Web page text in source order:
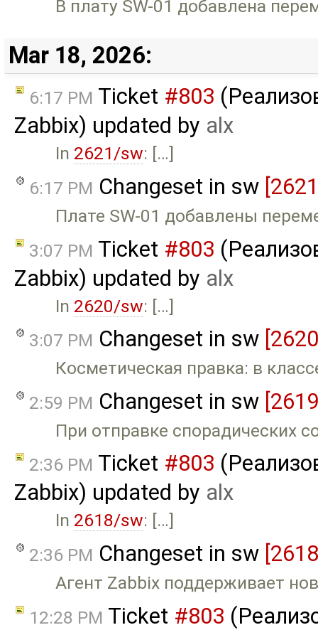
В плату SW-01 добавлена
Mar 18, 2026:
6:17 PM Ticket #803
Zabbix) updated by alx
In 2621/sw: […]
6:17 PM Changeset in sw
Плате SW-01 добавлены
3:07 PM Ticket #803
Zabbix) updated by alx
In 2620/sw: […]
3:07 PM Changeset in sw
Косметическая правка: в
2:59 PM Changeset in sw
При отправке спорадических
2:36 PM Ticket #803
Zabbix) updated by alx
In 2618/sw: […]
2:36 PM Changeset in sw
Агент Zabbix поддерживает
12:28 PM Ticket #803